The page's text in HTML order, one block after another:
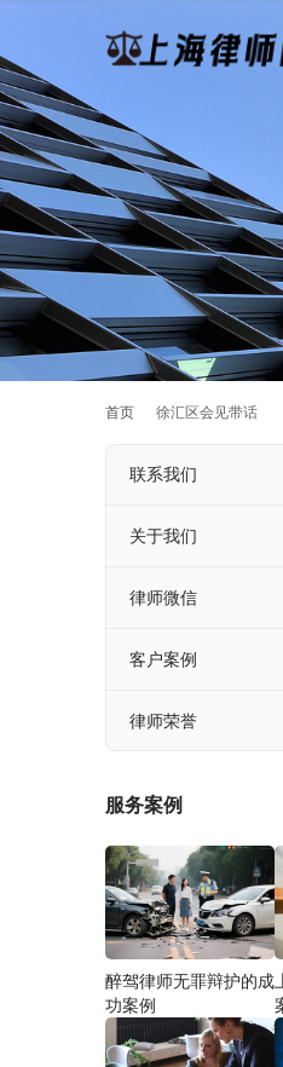
首页 徐汇区会见带话
联系我们
关于我们
律师微信
客户案例
律师荣誉
服务案例
醉驾律师无罪辩护的成
功案例